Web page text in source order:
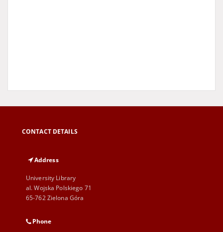
CONTACT DETAILS
Address
University Library
al. Wojska Polskiego 71
65-762 Zielona Góra
Phone